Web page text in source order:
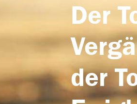
Der
der